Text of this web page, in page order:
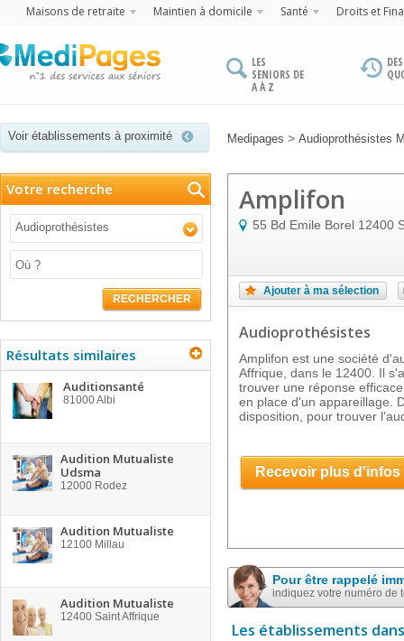
Maisons de retraite Maintien à domicile Santé Droits et
LES
SENIORS DE
A À Z
Voir établissements à proximité Medipages > Audioprothésistes
Votre recherche
Audioprothésistes
RECHERCHER
Résultats similaires
Auditionsanté
81000Albi
Audition Mutualiste
Udsma
12000 Rodez
Audition Mutualiste
12100 Millau
Audition Mutualiste
12400 Saint Affrique
Amplifon
55 Bd Emile Borel 12400
Ajouter à ma sélection
Audioprothésistes
Amplifon est une société
Affrique, dans le 12400. Il
trouver une réponse
en place d'un appareillage.
disposition, pour trouver
Recevoir plus d'infos
Pour être rappelé
indiquez votre numéro de
Les établissements